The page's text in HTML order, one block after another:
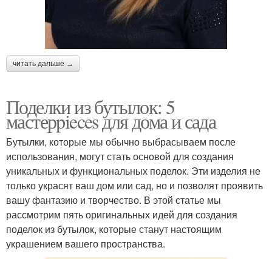
читать дальше →
Поделки из бутылок: 5
мастерpieces для дома и сада
Бутылки, которые мы обычно выбрасываем после
использования, могут стать основой для создания
уникальных и функциональных поделок. Эти изделия не
только украсят ваш дом или сад, но и позволят проявить
вашу фантазию и творчество. В этой статье мы
рассмотрим пять оригинальных идей для создания
поделок из бутылок, которые станут настоящим
украшением вашего пространства.